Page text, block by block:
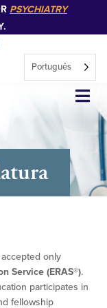
PSYCHIATRY
Português
only
Service (ERAS®).
participates in
fellowship